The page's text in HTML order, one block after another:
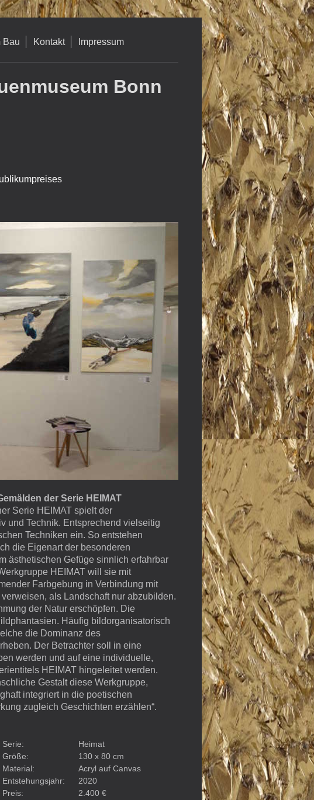
Bau Kontakt Impressum
Bonn
der Serie HEIMAT
Serie HEIMAT spielt der
und Technik. Entsprechend vielseitig
Techniken ein. So entstehen
die Eigenart der besonderen
ästhetischen Gefüge sinnlich erfahrbar
HEIMAT will sie mit
Farbgebung in Verbindung mit
als Landschaft nur abzubilden.
der Natur erschöpfen. Die
Häufig bildorganisatorisch
die Dominanz des
Der Betrachter soll in eine
werden und auf eine individuelle,
HEIMAT hingeleitet werden.
Gestalt diese Werkgruppe,
integriert in die poetischen
zugleich Geschichten erzählen“.
Serie:
Heimat
Größe:
130 x 80 cm
Material:
Acryl auf Canvas
Entstehungsjahr:
2020
Preis:
2.400 €